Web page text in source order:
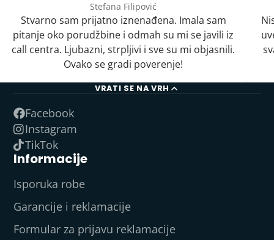
Stefana Filipović
Stvarno sam prijatno iznenađena. Imala sam
pitanje oko porudžbine i odmah su mi se javili iz
call centra. Ljubazni, strpljivi i sve su mi objasnili.
Ovako se gradi poverenje!
VRATI SE NA VRH
Facebook
Instagram
TikTok
Informacije
Isporuka robe
Garancije i reklamacije
Formular za prijavu reklamacije